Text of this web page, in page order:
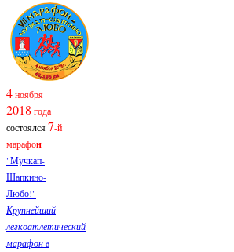
4ноября
2018 года
состоялся7-й
марафон
"Мучкап-
Шапкино-
Любо!"
Крупнейший
легкоатлетический
марафон в